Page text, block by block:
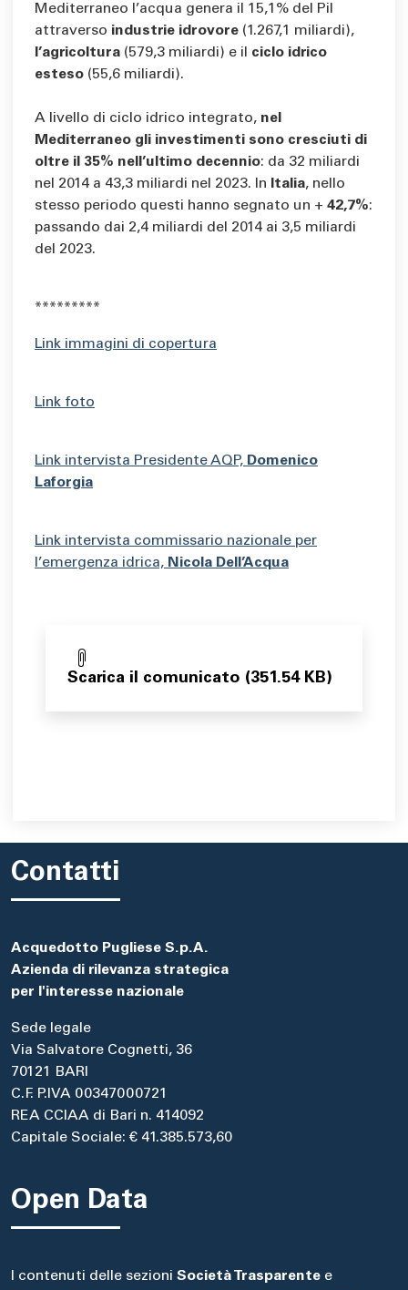
Mediterraneo l’acqua genera il 15,1% del Pil
attraverso industrie idrovore (1.267,1 miliardi),
l’agricoltura (579,3 miliardi) e il ciclo idrico
esteso (55,6 miliardi).
A livello di ciclo idrico integrato, nel
Mediterraneo gli investimenti sono cresciuti di
oltre il 35% nell’ultimo decennio: da 32 miliardi
nel 2014 a 43,3 miliardi nel 2023. In
Italia, nello
stesso periodo questi hanno segnato un + 42,7%:
passando dai 2,4 miliardi del 2014 ai 3,5 miliardi
del 2023.
*********
Link immagini di copertura
Link foto
Link intervista Presidente AQP, Domenico
Laforgia
Link intervista commissario nazionale per
l’emergenza idrica, Nicola Dell’Acqua
Scarica il comunicato (351.54 KB)
Contatti
Acquedotto Pugliese S.p.A.
Azienda di rilevanza strategica
per l'interesse nazionale
Sede legale
Via Salvatore Cognetti, 36
70121 BARI
C.F. P.IVA 00347000721
REA CCIAA di Bari n. 414092
Capitale Sociale: € 41.385.573,60
Open Data
I contenuti delle sezioni Società Trasparente e